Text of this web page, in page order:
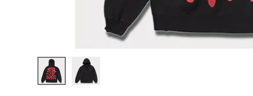
ニット帽・ビーニー
バックパック・リュック